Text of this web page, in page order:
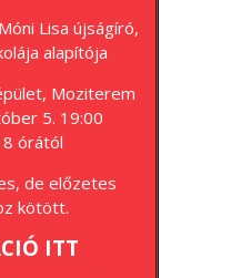
Lisa újságíró,
alapítója
Moziterem
5. 19:00
órától
de előzetes
kötött.
ITT